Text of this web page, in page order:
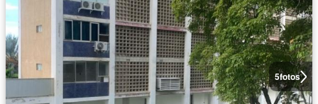
5fotos